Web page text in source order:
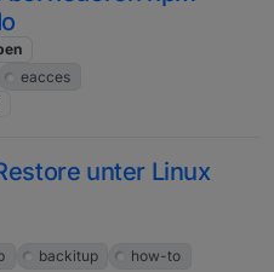
eacces
unter Linux
backitup
how-to